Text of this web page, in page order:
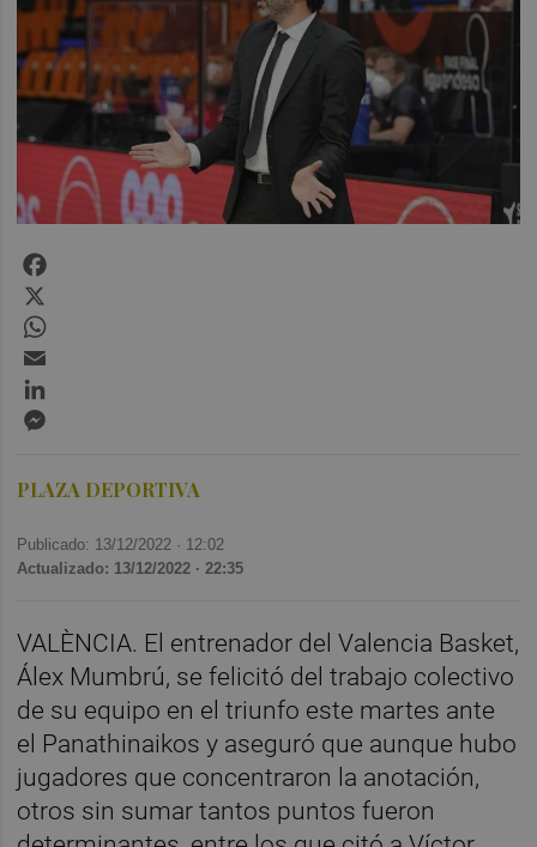
PLAZA DEPORTIVA
Publicado: 13/12/2022 · 12:02
Actualizado: 13/12/2022 · 22:35
VALÈNCIA. El entrenador del Valencia Basket,
Álex Mumbrú, se felicitó del trabajo colectivo
de su equipo en el triunfo este martes ante
el Panathinaikos y aseguró que aunque hubo
jugadores que concentraron la anotación,
otros sin sumar tantos puntos fueron